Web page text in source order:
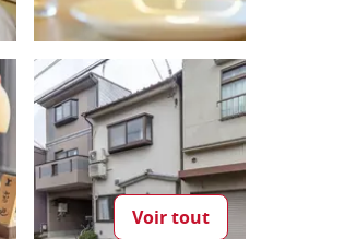
Voir tout